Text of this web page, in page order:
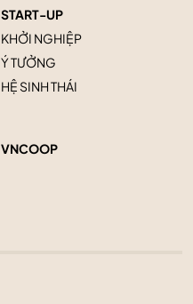
START-UP
KHỞI NGHIỆP
Ý TƯỞNG
HỆ SINH THÁI
VNCOOP